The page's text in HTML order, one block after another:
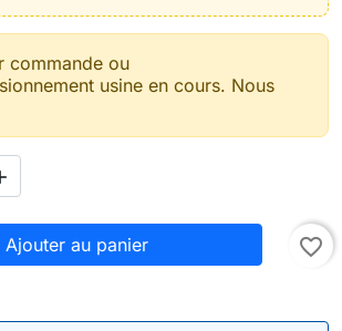
commande ou
usine en cours. Nous
Ajouter au panier favorite_border